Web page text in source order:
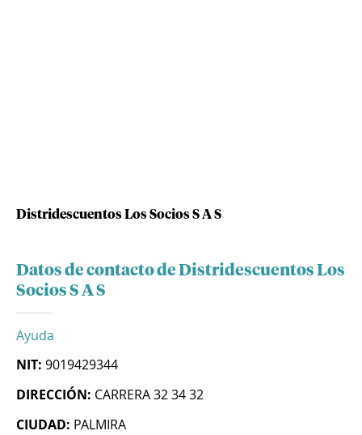
Distridescuentos Los Socios S A S
Datos de contacto de Distridescuentos Los
Socios S A S
Ayuda
NIT: 9019429344
DIRECCIÓN: CARRERA 32 34 32
CIUDAD: PALMIRA